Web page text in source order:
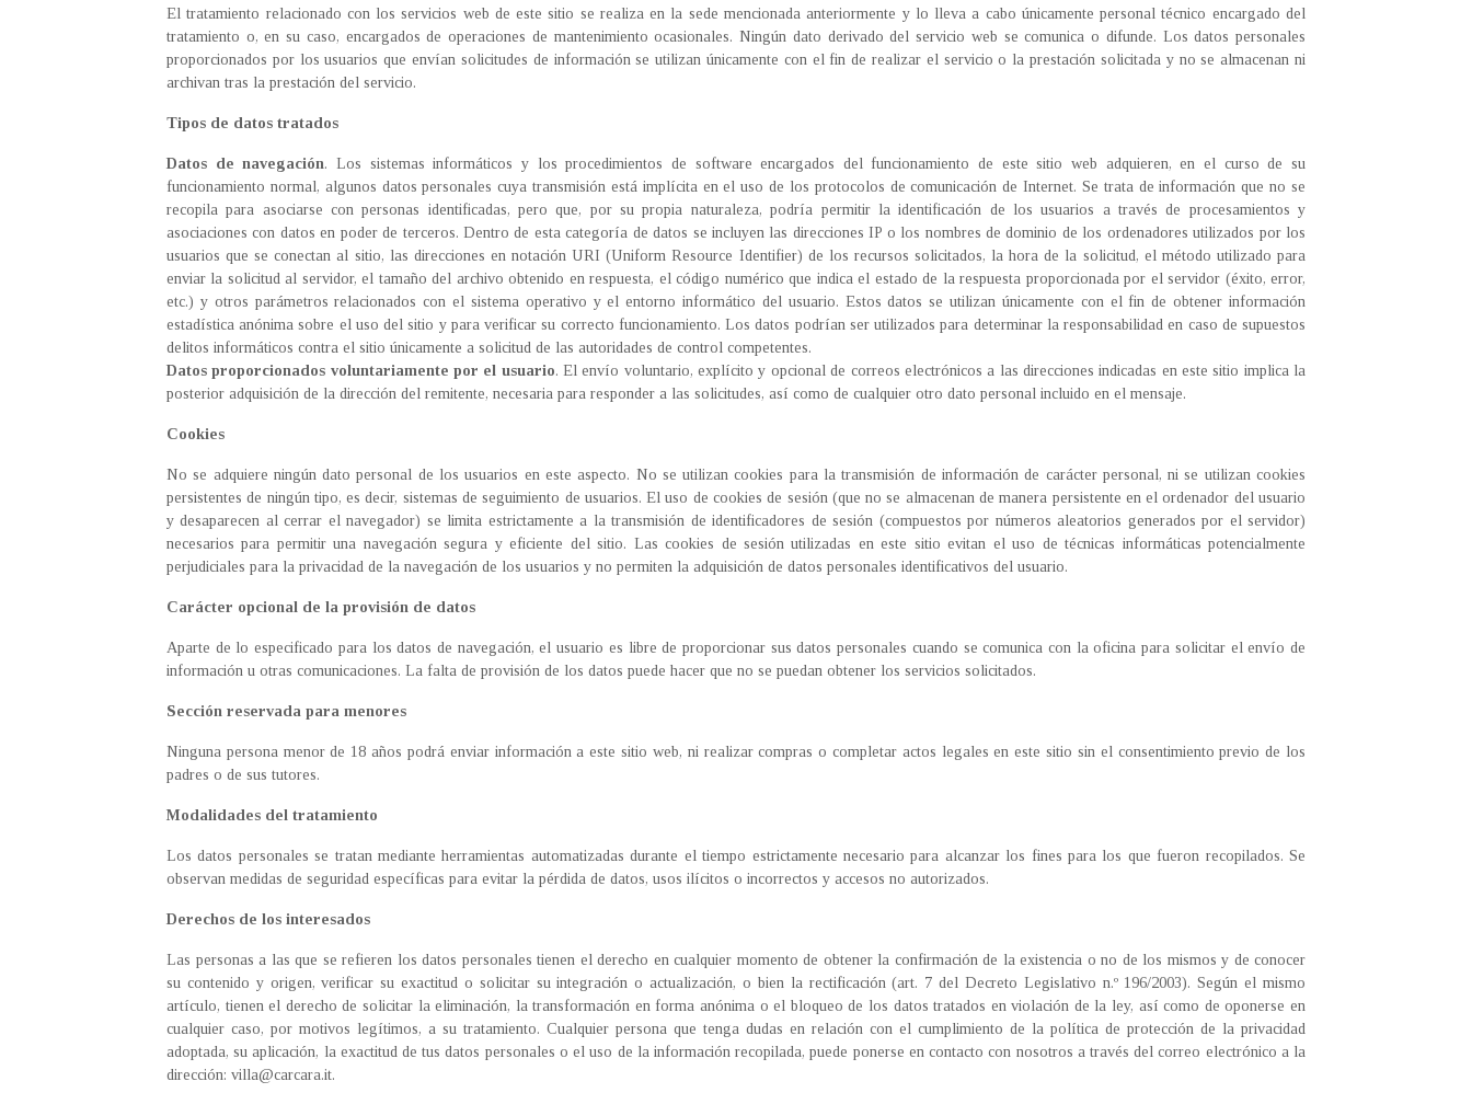
El tratamiento relacionado con los servicios web de este sitio se realiza en la sede mencionada anteriormente y lo lleva a cabo únicamente personal técnico encargado del
tratamiento o, en su caso, encargados de operaciones de mantenimiento ocasionales. Ningún dato derivado del servicio web se comunica o difunde. Los datos personales
proporcionados por los usuarios que envían solicitudes de información se utilizan únicamente con el fin de realizar el servicio o la prestación solicitada y no se almacenan ni
archivan tras la prestación del servicio.
Tipos de datos tratados
Datos de navegación. Los sistemas informáticos y los procedimientos de software encargados del funcionamiento de este sitio web adquieren, en el curso de su
funcionamiento normal, algunos datos personales cuya transmisión está implícita en el uso de los protocolos de comunicación de Internet. Se trata de información que no se
recopila para asociarse con personas identificadas, pero que, por su propia naturaleza, podría permitir la identificación de los usuarios a través de procesamientos y
asociaciones con datos en poder de terceros. Dentro de esta categoría de datos se incluyen las direcciones IP o los nombres de dominio de los ordenadores utilizados por los
usuarios que se conectan al sitio, las direcciones en notación URI (Uniform Resource Identifier) de los recursos solicitados, la hora de la solicitud, el método utilizado para
enviar la solicitud al servidor, el tamaño del archivo obtenido en respuesta, el código numérico que indica el estado de la respuesta proporcionada por el servidor (éxito, error,
etc.) y otros parámetros relacionados con el sistema operativo y el entorno informático del usuario. Estos datos se utilizan únicamente con el fin de obtener información
estadística anónima sobre el uso del sitio y para verificar su correcto funcionamiento. Los datos podrían ser utilizados para determinar la responsabilidad en caso de supuestos
delitos informáticos contra el sitio únicamente a solicitud de las autoridades de control competentes.
Datos proporcionados voluntariamente por el usuario. El envío voluntario, explícito y opcional de correos electrónicos a las direcciones indicadas en este sitio implica la
posterior adquisición de la dirección del remitente, necesaria para responder a las solicitudes, así como de cualquier otro dato personal incluido en el mensaje.
Cookies
No se adquiere ningún dato personal de los usuarios en este aspecto. No se utilizan cookies para la transmisión de información de carácter personal, ni se utilizan cookies
persistentes de ningún tipo, es decir, sistemas de seguimiento de usuarios. El uso de cookies de sesión (que no se almacenan de manera persistente en el ordenador del usuario
y desaparecen al cerrar el navegador) se limita estrictamente a la transmisión de identificadores de sesión (compuestos por números aleatorios generados por el servidor)
necesarios para permitir una navegación segura y eficiente del sitio. Las cookies de sesión utilizadas en este sitio evitan el uso de técnicas informáticas potencialmente
perjudiciales para la privacidad de la navegación de los usuarios y no permiten la adquisición de datos personales identificativos del usuario.
Carácter opcional de la provisión de datos
Aparte de lo especificado para los datos de navegación, el usuario es libre de proporcionar sus datos personales cuando se comunica con la oficina para solicitar el envío de
información u otras comunicaciones. La falta de provisión de los datos puede hacer que no se puedan obtener los servicios solicitados.
Sección reservada para menores
Ninguna persona menor de 18 años podrá enviar información a este sitio web, ni realizar compras o completar actos legales en este sitio sin el consentimiento previo de los
padres o de sus tutores.
Modalidades del tratamiento
Los datos personales se tratan mediante herramientas automatizadas durante el tiempo estrictamente necesario para alcanzar los fines para los que fueron recopilados. Se
observan medidas de seguridad específicas para evitar la pérdida de datos, usos ilícitos o incorrectos y accesos no autorizados.
Derechos de los interesados
Las personas a las que se refieren los datos personales tienen el derecho en cualquier momento de obtener la confirmación de la existencia o no de los mismos y de conocer
su contenido y origen, verificar su exactitud o solicitar su integración o actualización, o bien la rectificación (art. 7 del Decreto Legislativo n.º 196/2003). Según el mismo
artículo, tienen el derecho de solicitar la eliminación, la transformación en forma anónima o el bloqueo de los datos tratados en violación de la ley, así como de oponerse en
cualquier caso, por motivos legítimos, a su tratamiento. Cualquier persona que tenga dudas en relación con el cumplimiento de la política de protección de la privacidad
adoptada, su aplicación, la exactitud de tus datos personales o el uso de la información recopilada, puede ponerse en contacto con nosotros a través del correo electrónico a la
dirección: villa@carcara.it.